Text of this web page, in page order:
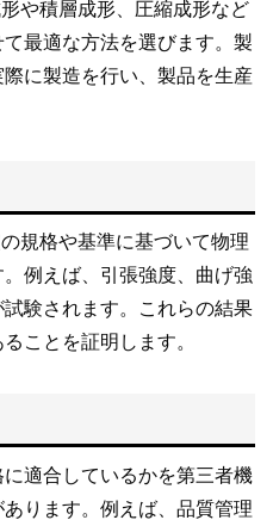
や積層成形、圧縮成形など
最適な方法を選びます。製
に製造を行い、製品を生産
規格や基準に基づいて物理
例えば、引張強度、曲げ強
験されます。これらの結果
ことを証明します。
適合しているかを第三者機
ります。例えば、品質管理